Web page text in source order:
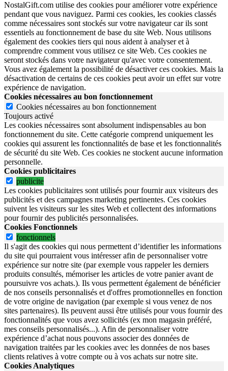
NostalGift.com utilise des cookies pour améliorer votre expérience
pendant que vous naviguez. Parmi ces cookies, les cookies classés
comme nécessaires sont stockés sur votre navigateur car ils sont
essentiels au fonctionnement de base du site Web. Nous utilisons
également des cookies tiers qui nous aident à analyser et à
comprendre comment vous utilisez ce site Web. Ces cookies ne
seront stockés dans votre navigateur qu'avec votre consentement.
Vous avez également la possibilité de désactiver ces cookies. Mais la
désactivation de certains de ces cookies peut avoir un effet sur votre
expérience de navigation.
Cookies nécessaires au bon fonctionnement
Cookies nécessaires au bon fonctionnement
Toujours activé
Les cookies nécessaires sont absolument indispensables au bon
fonctionnement du site. Cette catégorie comprend uniquement les
cookies qui assurent les fonctionnalités de base et les fonctionnalités
de sécurité du site Web. Ces cookies ne stockent aucune information
personnelle.
Cookies publicitaires
publicite
Les cookies publicitaires sont utilisés pour fournir aux visiteurs des
publicités et des campagnes marketing pertinentes. Ces cookies
suivent les visiteurs sur les sites Web et collectent des informations
pour fournir des publicités personnalisées.
Cookies Fonctionnels
fonctionnels
Il s'agit des cookies qui nous permettent d’identifier les informations
du site qui pourraient vous intéresser afin de personnaliser votre
expérience sur notre site (par exemple vous rappeler les derniers
produits consultés, mémoriser les articles de votre panier avant de
poursuivre vos achats.). Ils vous permettent également de bénéficier
de nos conseils personnalisés et d'offres promotionnelles en fonction
de votre origine de navigation (par exemple si vous venez de nos
sites partenaires). Ils peuvent aussi être utilisés pour vous fournir des
fonctionnalités que vous avez sollicités (ex mon magasin préféré,
mes conseils personnalisés...). Afin de personnaliser votre
expérience d’achat nous pouvons associer des données de
navigation traitées par les cookies avec les données de nos bases
clients relatives à votre compte ou à vos achats sur notre site.
Cookies Analytiques